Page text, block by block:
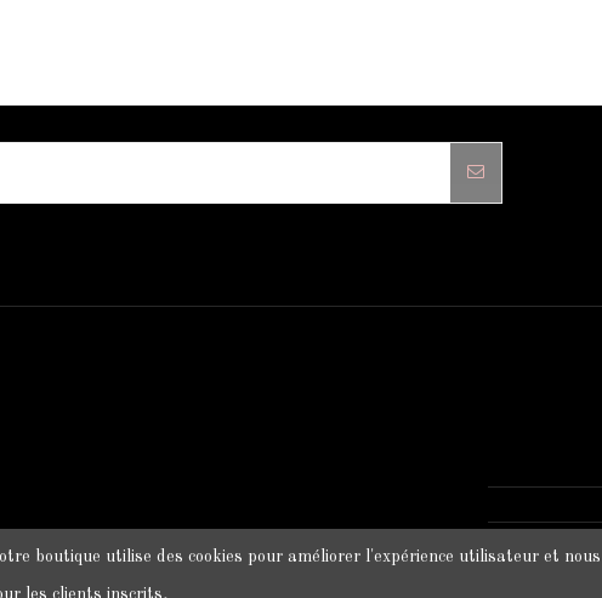
boutique utilise des cookies pour améliorer l'expérience utilisateur et
les clients inscrits,